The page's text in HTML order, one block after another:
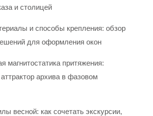
и столицей
и способы крепления: обзор
для оформления окон
магнитостатика притяжения:
архива в фазовом
весной: как сочетать экскурсии,